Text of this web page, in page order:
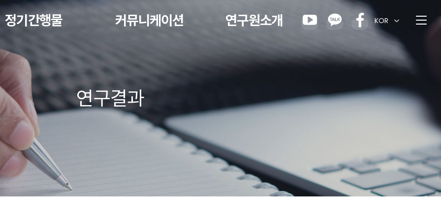
정기간행물 커뮤니케이션 연구원소개 KOR
연구결과